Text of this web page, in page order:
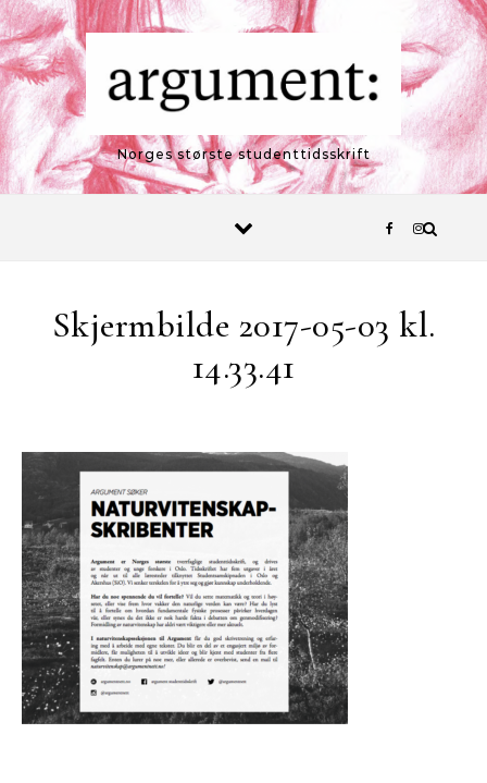
Skip to content
Norges største studenttidsskrift
Skjermbilde 2017-05-03 kl.
14.33.41